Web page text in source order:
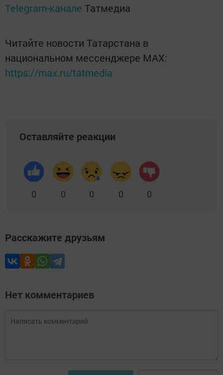
Telegram-канале Татмедиа
Читайте новости Татарстана в
национальном мессенджере MАХ:
https://max.ru/tatmedia
Оставляйте реакции
0 0 0 0 0
Расскажите друзьям
Нет комментариев